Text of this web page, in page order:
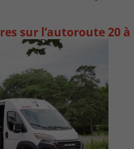
sur l’autoroute 20